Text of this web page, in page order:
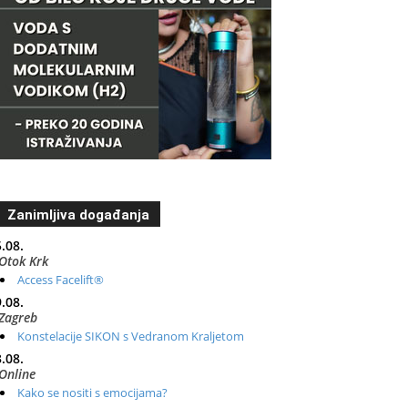
Zanimljiva događanja
Otok Krk
Access Facelift®
Konstelacije SIKON s Vedranom Kraljetom
Online
Kako se nositi s emocijama?